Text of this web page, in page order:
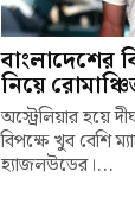
বাংলাদেশের
নিয়ে
অস্ট্রেলিয়ার হয়ে
বিপক্ষে খুব বেশি
হ্যাজলউডের।...